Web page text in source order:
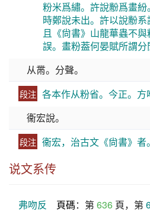
粉米爲繡。許說黺爲畫
時鄭說未出。許以說黺系
且《尙書》山龍華蟲不
誤。畫粉葢何晏賦所謂分
从黹。分聲。
段注 各本作从粉省。今正。方
衞宏說。
段注 衞宏，治古文《尙書》者。
说文系传
弗吻反 頁碼：第 636 頁，第